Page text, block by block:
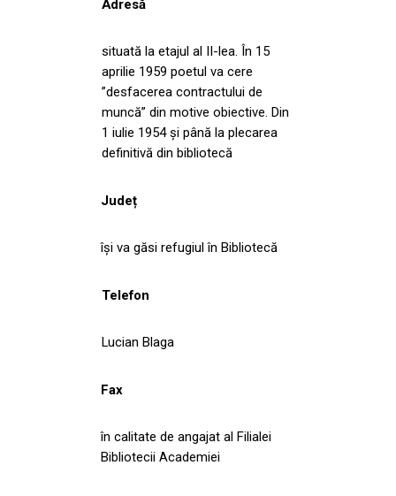
Adresă
situată la etajul al II-lea. În 15
aprilie 1959 poetul va cere
”desfacerea contractului de
muncă” din motive obiective. Din
1 iulie 1954 și până la plecarea
definitivă din bibliotecă
Județ
îşi va găsi refugiul în Bibliotecă
Telefon
Lucian Blaga
Fax
în calitate de angajat al Filialei
Bibliotecii Academiei